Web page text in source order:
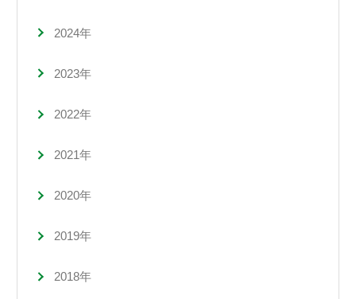
2024年
2023年
2022年
2021年
2020年
2019年
2018年